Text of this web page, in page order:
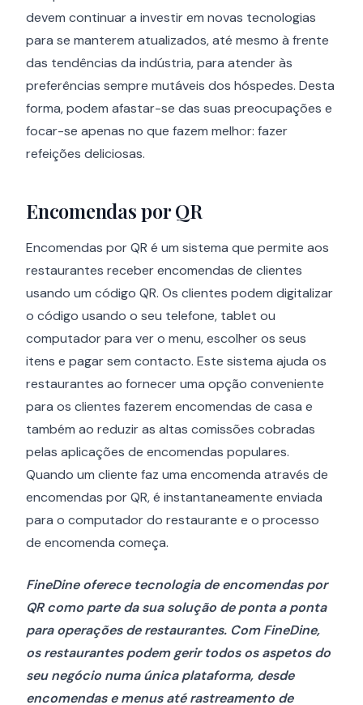
devem continuar a investir em novas tecnologias
para se manterem atualizados, até mesmo à frente
das tendências da indústria, para atender às
preferências sempre mutáveis dos hóspedes. Desta
forma, podem afastar-se das suas preocupações e
focar-se apenas no que fazem melhor: fazer
refeições deliciosas.
Encomendas por QR
Encomendas por QR é um sistema que permite aos
restaurantes receber encomendas de clientes
usando um código QR. Os clientes podem digitalizar
o código usando o seu telefone, tablet ou
computador para ver o menu, escolher os seus
itens e pagar sem contacto. Este sistema ajuda os
restaurantes ao fornecer uma opção conveniente
para os clientes fazerem encomendas de casa e
também ao reduzir as altas comissões cobradas
pelas aplicações de encomendas populares.
Quando um cliente faz uma encomenda através de
encomendas por QR, é instantaneamente enviada
para o computador do restaurante e o processo
de encomenda começa.
FineDine oferece tecnologia de encomendas por
QR como parte da sua solução de ponta a ponta
para operações de restaurantes. Com FineDine,
os restaurantes podem gerir todos os aspetos do
seu negócio numa única plataforma, desde
encomendas e menus até rastreamento de